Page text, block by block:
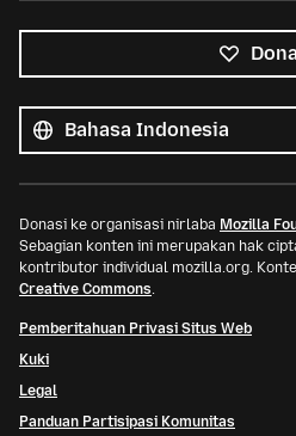
bahasa
Bahasa
Donasi ke organisasi nirlaba Mozilla
Sebagian konten ini merupakan hak
kontributor individual mozilla.org.
Creative Commons.
Pemberitahuan Privasi Situs Web
Kuki
Legal
Panduan Partisipasi Komunitas